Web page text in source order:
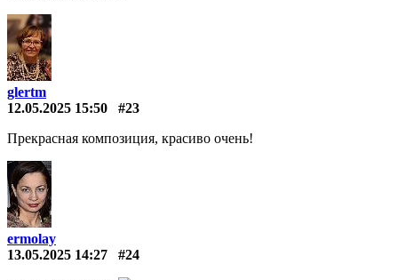
glertm
12.05.2025 15:50
#23
Прекрасная композиция, красиво очень!
ermolay
13.05.2025 14:27
#24